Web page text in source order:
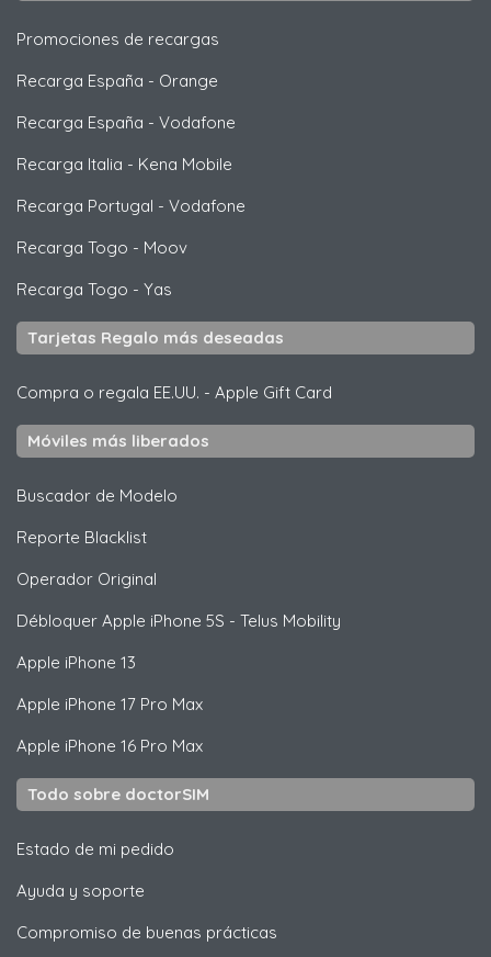
Promociones de recargas
Recarga España - Orange
Recarga España - Vodafone
Recarga Italia - Kena Mobile
Recarga Portugal - Vodafone
Recarga Togo - Moov
Recarga Togo - Yas
Tarjetas Regalo más deseadas
Compra o regala EE.UU. - Apple Gift Card
Móviles más liberados
Buscador de Modelo
Reporte Blacklist
Operador Original
Débloquer Apple iPhone 5S - Telus Mobility
Apple iPhone 13
Apple iPhone 17 Pro Max
Apple iPhone 16 Pro Max
Todo sobre doctorSIM
Estado de mi pedido
Ayuda y soporte
Compromiso de buenas prácticas